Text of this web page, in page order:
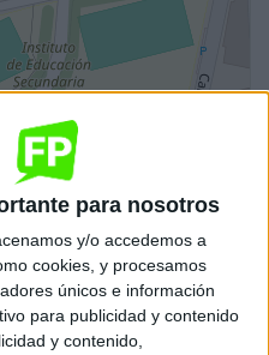
para nosotros
y/o accedemos a
cookies, y procesamos
únicos e información
para publicidad y contenido
y contenido,
Leaflet| OSM Mapnik
Básico